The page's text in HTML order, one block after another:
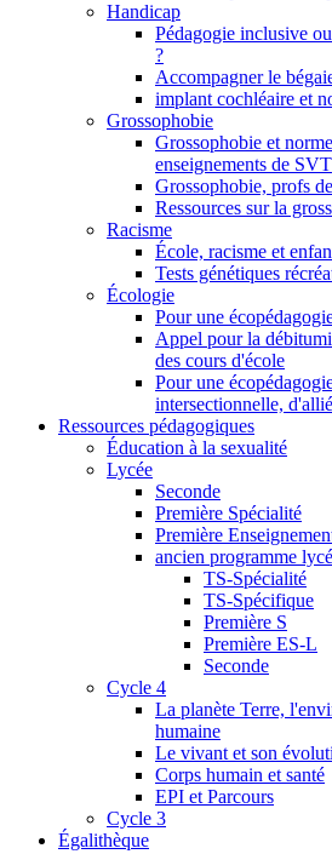
Handicap
Pédagogie inclusive
?
Accompagner le
implant cochléaire et
Grossophobie
Grossophobie et
enseignements de SVT
Grossophobie, profs
Ressources sur la
Racisme
École, racisme et
Tests génétiques
Écologie
Pour une
Appel pour la
des cours d'école
Pour une
intersectionnelle,
Ressources pédagogiques
Éducation à la sexualité
Lycée
Seconde
Première Spécialité
Première
ancien programme
TS-Spécialité
TS-Spécifique
Première S
Première ES-L
Seconde
Cycle 4
La planète Terre,
humaine
Le vivant et son
Corps humain et santé
EPI et Parcours
Cycle 3
Égalithèque